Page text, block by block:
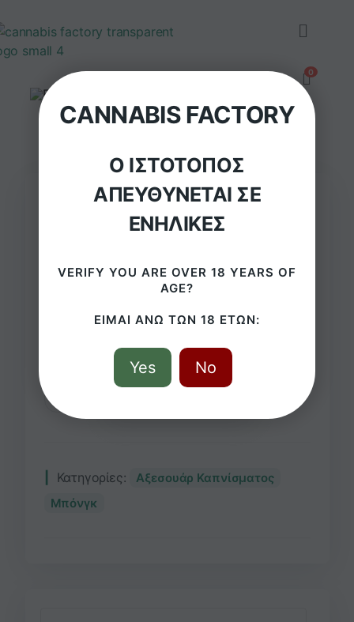
CANNABIS FACTORY
Ο ΙΣΤΌΤΟΠΟΣ
ΑΠΕΥΘΎΝΕΤΑΙ ΣΕ
ΕΝΉΛΙΚΕΣ
VERIFY YOU ARE OVER 18 YEARS OF
AGE?
ΕΊΜΑΙ ΆΝΩ ΤΩΝ 18 ΕΤΏΝ:
Yes No
Glass Bong Leaf Bong
Small Saxo – 16cm
( με ΦΠΑ)
Κατηγορίες:
Αξεσουάρ Καπνίσματος
Μπόνγκ